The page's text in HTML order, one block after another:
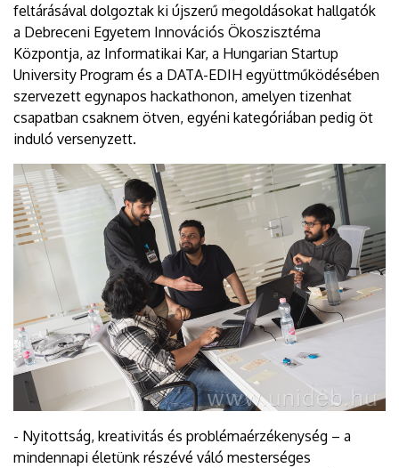
feltárásával dolgoztak ki újszerű megoldásokat hallgatók
a Debreceni Egyetem Innovációs Ökoszisztéma
Központja, az Informatikai Kar, a Hungarian Startup
University Program és a DATA-EDIH együttműködésében
szervezett egynapos hackathonon, amelyen tizenhat
csapatban csaknem ötven, egyéni kategóriában pedig öt
induló versenyzett.
- Nyitottság, kreativitás és problémaérzékenység – a
mindennapi életünk részévé váló mesterséges